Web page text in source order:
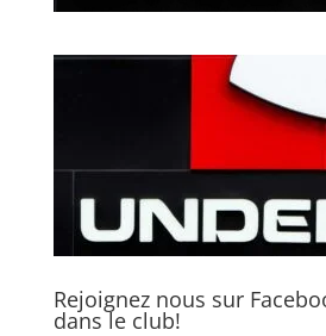
Rejoignez nous sur
dans le club!